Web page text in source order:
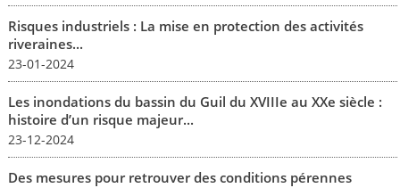
Risques industriels : La mise en protection des activités
riveraines...
23-01-2024
Les inondations du bassin du Guil du XVIIIe au XXe siècle :
histoire d’un risque majeur...
23-12-2024
Des mesures pour retrouver des conditions pérennes